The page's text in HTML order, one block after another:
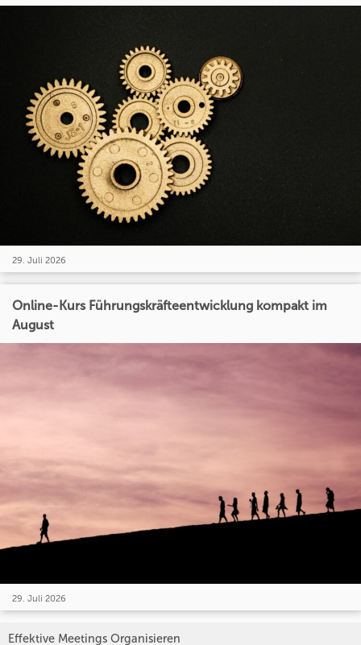
29. Juli 2026
Online-Kurs Führungskräfteentwicklung kompakt im
August
29. Juli 2026
Effektive Meetings Organisieren